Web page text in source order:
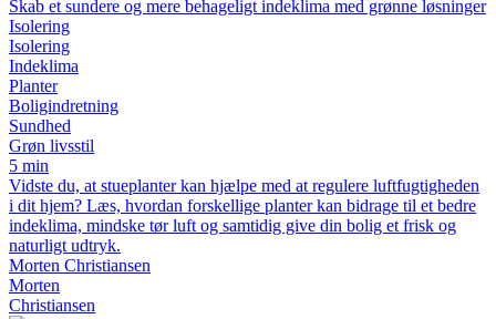
Skab et sundere og mere behageligt indeklima med grønne løsninger
Isolering
Isolering
Indeklima
Planter
Boligindretning
Sundhed
Grøn livsstil
5 min
Vidste du, at stueplanter kan hjælpe med at regulere luftfugtigheden
i dit hjem? Læs, hvordan forskellige planter kan bidrage til et bedre
indeklima, mindske tør luft og samtidig give din bolig et frisk og
naturligt udtryk.
Morten Christiansen
Morten
Christiansen